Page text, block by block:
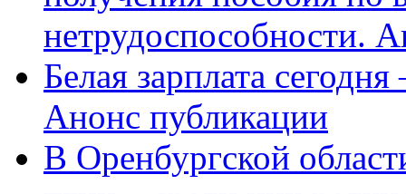
нетрудоспособности.
Белая зарплата
Анонс публикации
В Оренбургской